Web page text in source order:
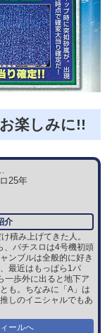
楽しみに!!
25年
積み上げてきた人。
、パチスロは4号機初頭
ンブルは全般的に好き
最近はもっぱら1パ
一歩外に出ると地下ア
も。ちなみに「A」は
しのイニシャルでもあ
ールへ